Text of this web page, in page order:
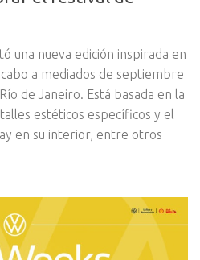
una nueva edición inspirada en
a mediados de septiembre
de Janeiro. Está basada en la
estéticos específicos y el
en su interior, entre otros